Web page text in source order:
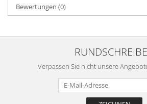
Bewertungen (0)
Verpassen Sie nicht unsere